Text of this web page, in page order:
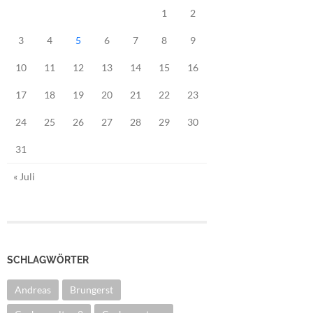
1 2
3 4 5 6 7 8 9
10 11 12 13 14 15 16
17 18 19 20 21 22 23
24 25 26 27 28 29 30
31
« Juli
SCHLAGWÖRTER
Andreas Brungerst